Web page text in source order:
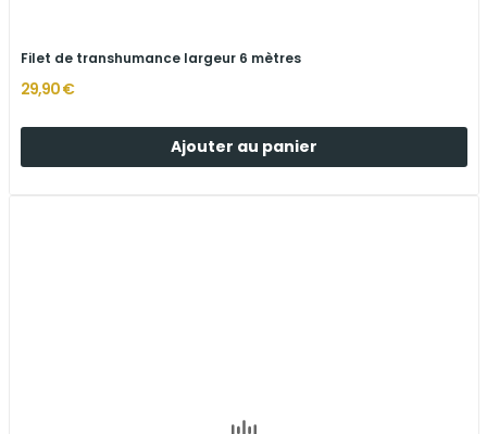
Filet de transhumance largeur 6 mètres
29,90 €
Ajouter au panier